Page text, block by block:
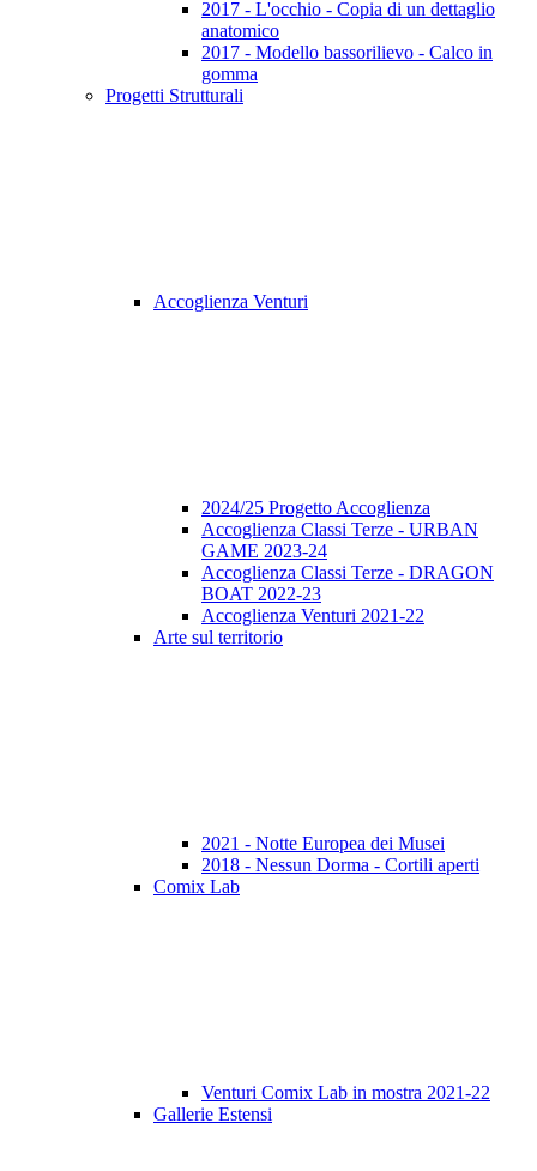
2017 - L'occhio - Copia di un dettaglio
anatomico
2017 - Modello bassorilievo - Calco in
gomma
Progetti Strutturali
Accoglienza Venturi
2024/25 Progetto Accoglienza
Accoglienza Classi Terze - URBAN
GAME 2023-24
Accoglienza Classi Terze - DRAGON
BOAT 2022-23
Accoglienza Venturi 2021-22
Arte sul territorio
2021 - Notte Europea dei Musei
2018 - Nessun Dorma - Cortili aperti
Comix Lab
Venturi Comix Lab in mostra 2021-22
Gallerie Estensi